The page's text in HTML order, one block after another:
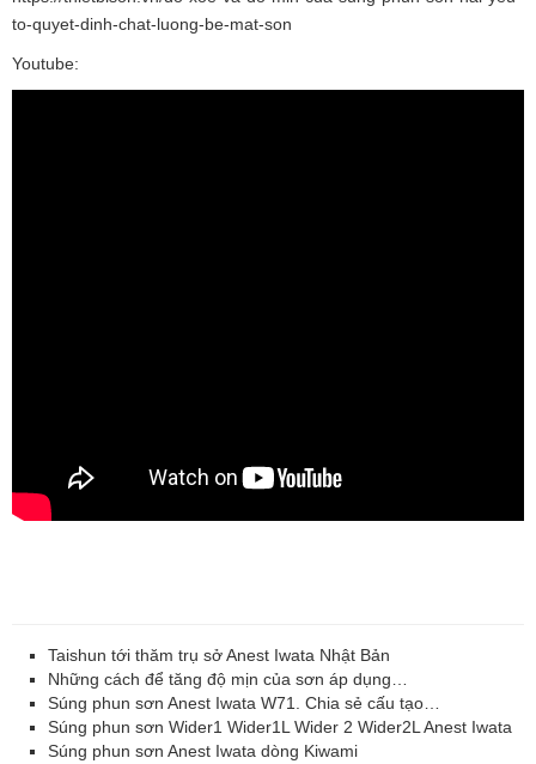
to-quyet-dinh-chat-luong-be-mat-son
Youtube:
Taishun tới thăm trụ sở Anest Iwata Nhật Bản
Những cách để tăng độ mịn của sơn áp dụng…
Súng phun sơn Anest Iwata W71. Chia sẻ cấu tạo…
Súng phun sơn Wider1 Wider1L Wider 2 Wider2L Anest Iwata
Súng phun sơn Anest Iwata dòng Kiwami